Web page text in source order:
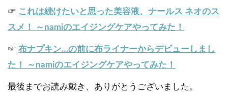
☞ これは続けたいと思った美容液、ナールス ネオのス
スメ！ ～namiのエイジングケアやってみた！
☞ 布ナプキン…の前に布ライナーからデビューしまし
た！ ～namiのエイジングケアやってみた！
最後までお読み戴き、ありがとうございました。